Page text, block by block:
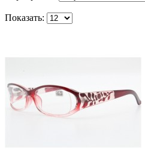
Показать: